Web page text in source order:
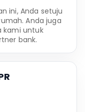
ini, Anda setuju
Anda juga
kami untuk
bank.